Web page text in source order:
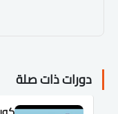
دورات ذات صلة